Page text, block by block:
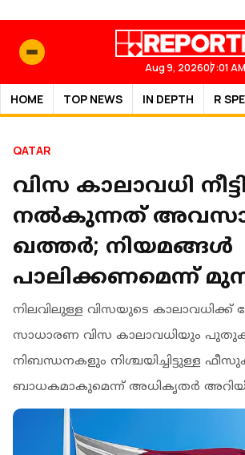
Aug 9, 202607:01 AM
HOME TOP NEWS IN DEPTH R
QATAR
വിസ കാലാവധി നീട്ടി
നൽകുന്നത്
ഖത്തർ; നിയമങ്ങൾ
പാലിക്കണമെന്ന്
നിലവിലുള്ള വിസയുടെ കാലാവധിക്ക്
സാധാരണ വിസ കാലാവധിയും
നിബന്ധനകളും നിശ്ചയിച്ചിട്ടുള്ള
ബാധകമാകുമെന്ന് അധികൃതർ